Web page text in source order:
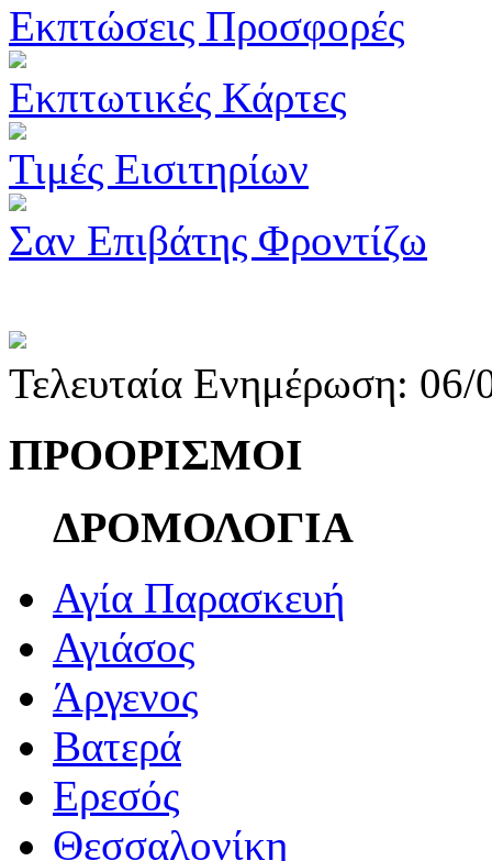
Εκπτώσεις Προσφορές
Εκπτωτικές Κάρτες
Τιμές Εισιτηρίων
Σαν Επιβάτης Φροντίζω
Τελευταία Ενημέρωση:
ΠΡΟΟΡΙΣΜΟΙ
ΔΡΟΜΟΛΟΓΙΑ
Αγία Παρασκευή
Αγιάσος
Άργενος
Βατερά
Ερεσός
Θεσσαλονίκη